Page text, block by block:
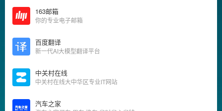
163邮箱
你的专业电子邮箱
百度翻译
新一代AI大模型翻译平台
中关村在线
中关村在线大中华区专业IT网站
汽车之家